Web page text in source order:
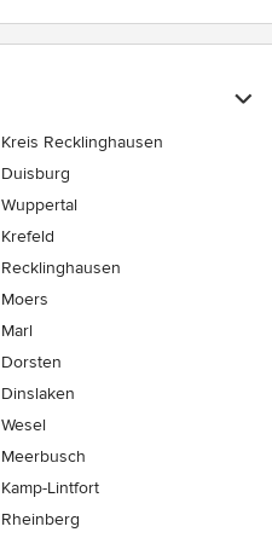
Kreis Recklinghausen
Duisburg
Wuppertal
Krefeld
Recklinghausen
Moers
Marl
Dorsten
Dinslaken
Wesel
Meerbusch
Kamp-Lintfort
Rheinberg